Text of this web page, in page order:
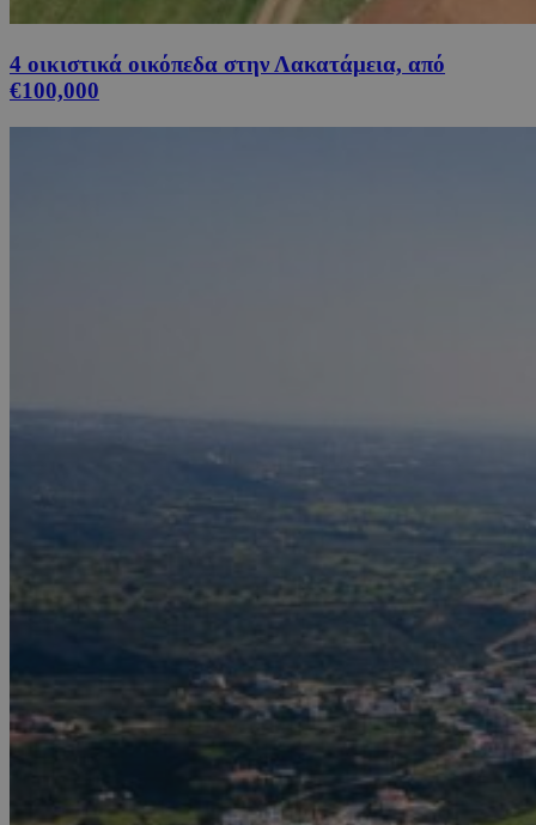
4 οικιστικά οικόπεδα στην Λακατάμεια, από
€100,000